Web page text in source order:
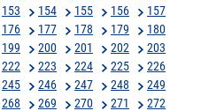
153 154 155 156
157
176 177 178 179
180
199 200 201 202
203
222 223 224 225
226
245 246 247 248
249
268 269 270 271
272